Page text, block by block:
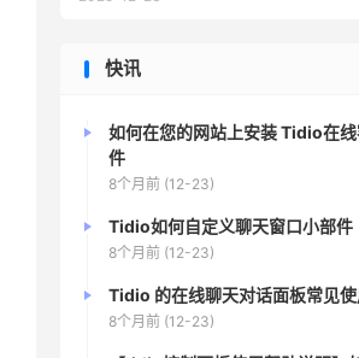
快讯
如何在您的网站上安装 Tidio在
件
8个月前 (12-23)
Tidio如何自定义聊天窗口小部件
8个月前 (12-23)
Tidio 的在线聊天对话面板常见
8个月前 (12-23)